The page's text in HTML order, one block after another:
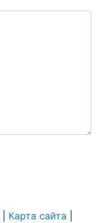
Карта сайта